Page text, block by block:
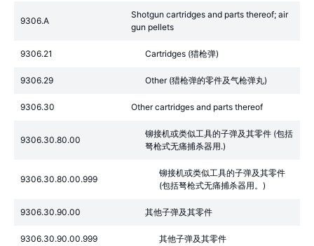
9306.A
Shotgun cartridges and parts thereof; air
gun pellets
9306.21 Cartridges (猎枪弹)
9306.29 Other (猎枪弹的零件及气枪弹丸)
9306.30 Other cartridges and parts thereof
9306.30.80.00
铆接机或类似工具的子弹及其零件 (包括
弩枪式无痛捕杀器用.)
9306.30.80.00.999
铆接机或类似工具的子弹及其零件
(包括弩枪式无痛捕杀器用。)
9306.30.90.00 其他子弹及其零件
9306.30.90.00.999 其他子弹及其零件